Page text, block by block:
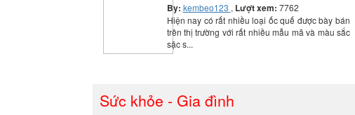
By: kembeo123 , Lượt xem: 7762
Hiện nay có rất nhiều loại ốc quế được bày bán
trên thị trường với rất nhiều mẫu mã và màu sắc
sặc s...
Sức khỏe - Gia đình